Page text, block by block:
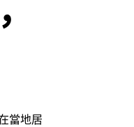
當地居